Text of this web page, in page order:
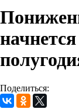
Поделиться: